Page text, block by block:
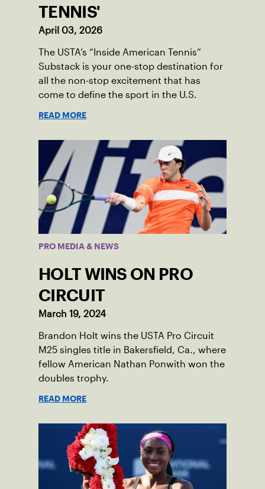
TENNIS'
April 03, 2026
The USTA’s “Inside American Tennis”
Substack is your one-stop destination for
all the non-stop excitement that has
come to define the sport in the U.S.
READ MORE
PRO MEDIA & NEWS
HOLT WINS ON PRO
CIRCUIT
March 19, 2024
Brandon Holt wins the USTA Pro Circuit
M25 singles title in Bakersfield, Ca., where
fellow American Nathan Ponwith won the
doubles trophy.
READ MORE